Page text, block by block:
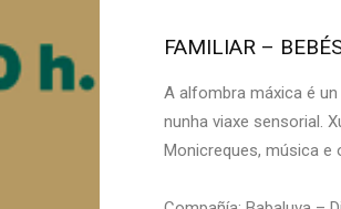
FAMILIAR –
A alfombra máxica é
nunha viaxe sensorial.
Monicreques, música